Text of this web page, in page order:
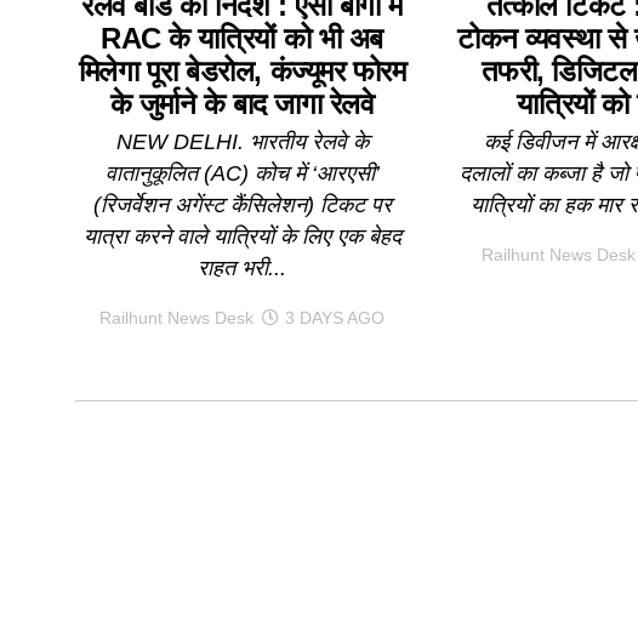
RAC के यात्रियों को भी अब
मिलेगा पूरा बेडरोल, कंज्यूमर फोरम
के जुर्माने के बाद जागा रेलवे
NEW DELHI. भारतीय रेलवे के
वातानुकूलित (AC) कोच में ‘आरएसी’
(रिजर्वेशन अगेंस्ट कैंसिलेशन) टिकट पर
यात्रा करने वाले यात्रियों के लिए एक बेहद
राहत भरी...
Railhunt News Desk 3 DAYS AGO
टोकन व्यवस्था
तफरी,
यात्रियों
कई डिवीजन में
दलालों का कब्जा है
यात्रियों का हक मार
Railhunt News Desk